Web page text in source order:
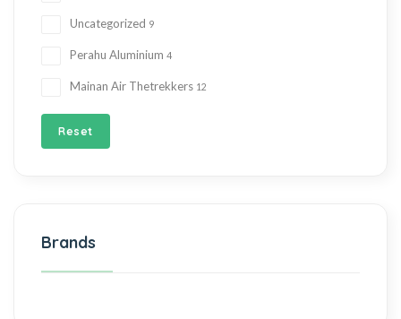
Uncategorized 9
Perahu Aluminium 4
Mainan Air Thetrekkers 12
Reset
Brands